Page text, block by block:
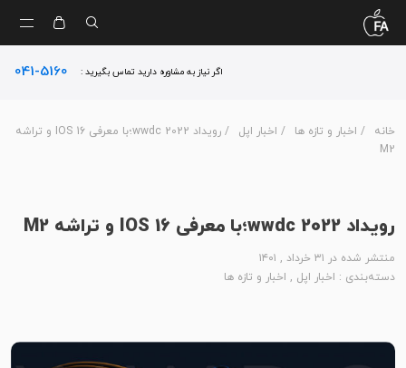
اگر نیاز به مشاوره دارید تماس بگیرید : 041-5160
خانه / اخبار و تازه ها / اخبار اپل
/ رویداد wwdc 2022؛با معرفی IOS 16 و تراشه
M2
رویداد wwdc 2022؛با معرفی IOS 16 و تراشه M2
منتشر شده در ۳۱ خرداد , ۱۴۰۱
دسته‌بندی :
اخبار اپل, اخبار و تازه ها